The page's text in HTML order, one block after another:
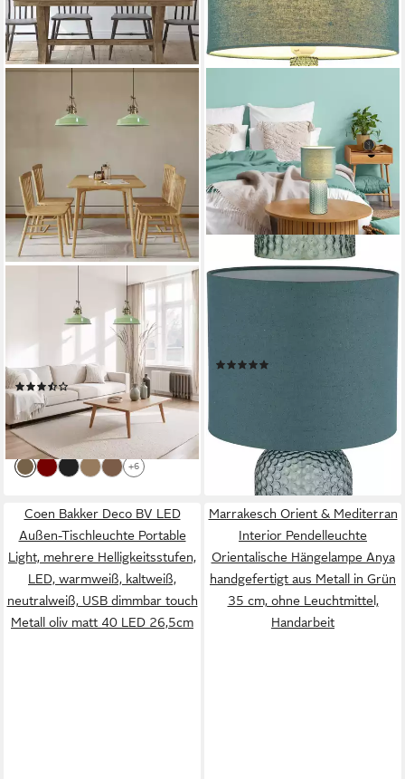
Pendelleuchte Asletl
Hängelampe aus Metall 2
Flammige, E27, Vintage
Lampe, ohne Leuchtmittel
(2)
112,00 € UVP179,20 €
-38%
lieferbar - in 3-4 Werktagen bei dir
+6
GLOBO LIGHTING
Tischleuchte SOFIA, ohne
Tischlampe/Wohnzimmer/Flur/
lieferbar - in 6-8 Werktagen bei dir
Coen Bakker Deco BV LED
Außen-Tischleuchte Portable
Light, mehrere Helligkeitsstufen,
LED, warmweiß, kaltweiß,
neutralweiß, USB dimmbar touch
Metall oliv matt 40 LED 26,5cm
Marrakesch Orient & Mediterran
Interior Pendelleuchte
Orientalische Hängelampe Anya
handgefertigt aus Metall in Grün
35 cm, ohne Leuchtmittel,
Handarbeit